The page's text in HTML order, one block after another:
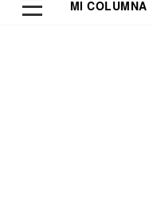
MI COLUMNA